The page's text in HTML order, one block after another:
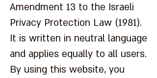
Amendment 13 to the Israeli
Privacy Protection Law (1981).
It is written in neutral language
and applies equally to all users.
By using this website, you